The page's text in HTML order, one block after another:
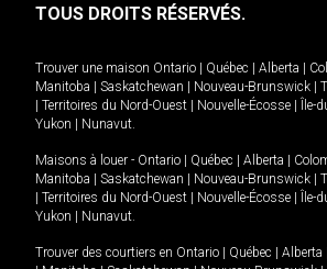
TOUS DROITS RÉSERVÉS.
Trouver une maison Ontario Québec Alberta
Manitoba
Saskatchewan Nouveau-Brunswick
Territoires du Nord-Ouest Nouvelle-Écosse Île-
Yukon
Nunavut.
Maisons à louer - Ontario Québec Alberta
Manitoba
Saskatchewan Nouveau-Brunswick
Territoires du Nord-Ouest Nouvelle-Écosse Île-
Yukon
Nunavut.
Trouver des courtiers en Ontario Québec Alberta